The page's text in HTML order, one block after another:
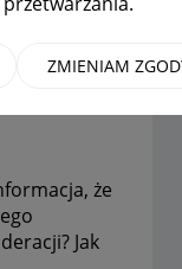
ZMIENIAM
że
Jak